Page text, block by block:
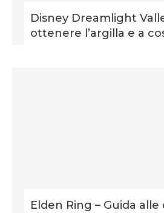
Disney Dreamlight
ottenere l’argilla e a
Elden Ring – Guida alle